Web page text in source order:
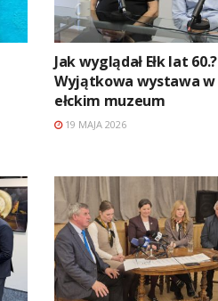
Jak wyglądał Ełk lat 60.?
Wyjątkowa wystawa w
ełckim muzeum
19 MAJA 2026